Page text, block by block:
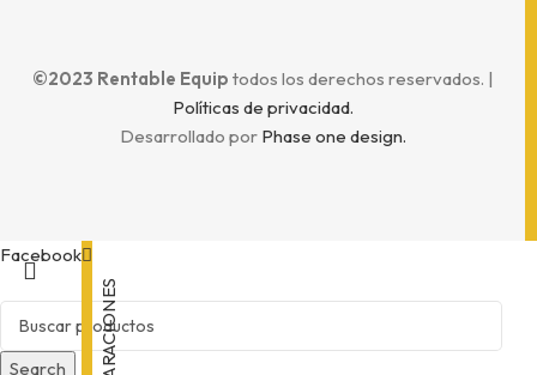
©2023 Rentable Equip todos los derechos reservados. |
Políticas de privacidad.
Desarrollado por Phase one design.
Search
Facebook
REPARACIONES